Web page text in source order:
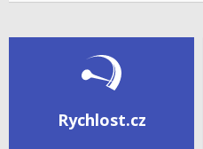
Rychlost.cz